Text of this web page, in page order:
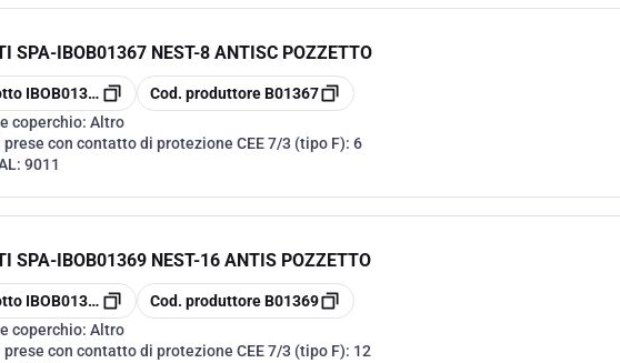
SPA-IBOB01367 NEST-8 ANTISC POZZETTO
IBOB01367 copia
Cod. produttoreB01367
coperchio: Altro
prese con contatto di protezione CEE 7/3 (tipo F): 6
9011
SPA-IBOB01369 NEST-16 ANTIS POZZETTO
IBOB01369 copia
Cod. produttoreB01369
coperchio: Altro
prese con contatto di protezione CEE 7/3 (tipo F): 12